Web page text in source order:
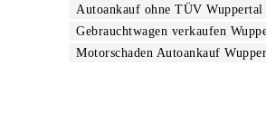
Autoankauf ohne TÜV Wuppertal
Gebrauchtwagen verkaufen
Motorschaden Autoankauf